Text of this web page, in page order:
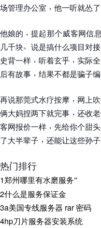
场管理办公室 ， 他一听就怂了
他娘的 ， 提起那个威客网信
几千块。 说是搞什么项目对接
史背一样 ， 听着玄乎 ， 实际
后有故事 ， 结果不都是骗子
再说那莞式水疗按摩 ， 网上
俩大妈捏两下就完事 ， 还收
客网报价一样 ， 先给你个甜头
了大半辈子 ， 还能让这些孙
热门排行
1郑州哪里有水磨服务”
2什么是服务保证金
3a美国专线服务器 rar 密码
4hp刀片服务器安装系统